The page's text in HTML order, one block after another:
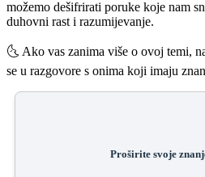
možemo dešifrirati poruke koje nam
duhovni rast i razumijevanje.
🌜 Ako vas zanima više o ovoj temi,
se u razgovore s onima koji imaju
Proširite svoje